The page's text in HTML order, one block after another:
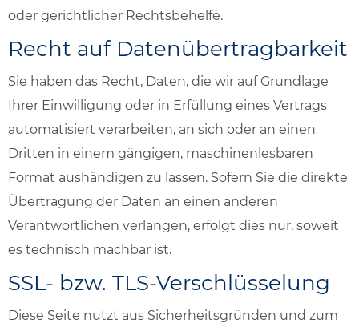
oder gerichtlicher Rechtsbehelfe.
Recht auf Daten­übertrag­barkeit
Sie haben das Recht, Daten, die wir auf Grundlage
Ihrer Einwilligung oder in Erfüllung eines Vertrags
automatisiert verarbeiten, an sich oder an einen
Dritten in einem gängigen, maschinenlesbaren
Format aushändigen zu lassen. Sofern Sie die direkte
Übertragung der Daten an einen anderen
Verantwortlichen verlangen, erfolgt dies nur, soweit
es technisch machbar ist.
SSL- bzw. TLS-Verschlüsselung
Diese Seite nutzt aus Sicherheitsgründen und zum